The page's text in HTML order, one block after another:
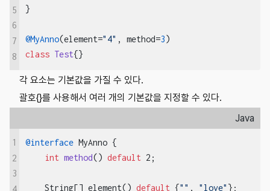
5
6
7
8
}
@MyAnno(element="4" , method=3
class Test{}
각 요소는 기본값을 가질 수 있다.
괄호{}를 사용해서 여러 개의 기본값을 지정할 수 있다.
Java
1
2
3
4
@interface MyAnno {
int method() default 2 ;
    String[] element()
default {"" , "love" };